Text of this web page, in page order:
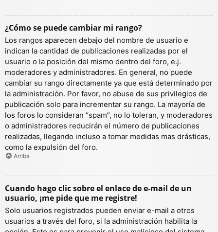
¿Cómo se puede cambiar mi rango?
Los rangos aparecen debajo del nombre de usuario e
indican la cantidad de publicaciones realizadas por el
usuario o la posición del mismo dentro del foro, e.j.
moderadores y administradores. En general, no puede
cambiar su rango directamente ya que está determinado por
la administración. Por favor, no abuse de sus privilegios de
publicación solo para incrementar su rango. La mayoría de
los foros lo consideran “spam”, no lo toleran, y moderadores
o administradores reducirán el número de publicaciones
realizadas, llegando incluso a tomar medidas mas drásticas,
como la expulsión del foro.
Arriba
Cuando hago clic sobre el enlace de e-mail de un
usuario, ¡me pide que me registre!
Solo usuarios registrados pueden enviar e-mail a otros
usuarios a través del foro, si la administración habilita la